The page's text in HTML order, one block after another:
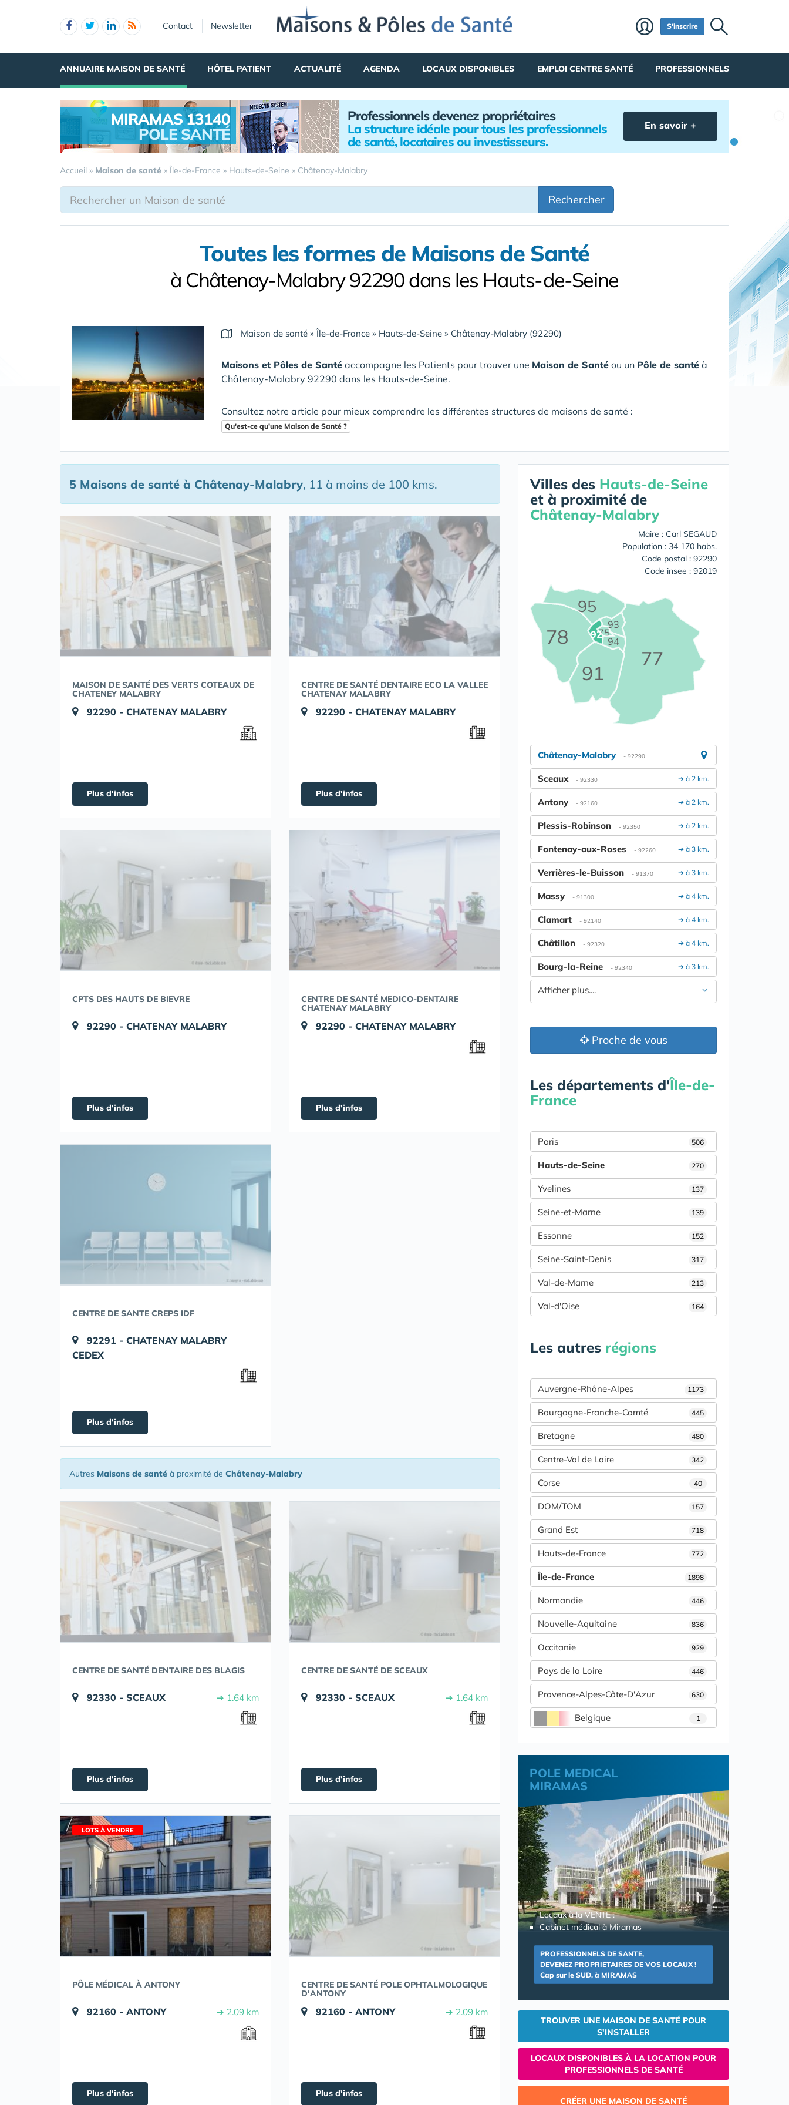
Contact Newsletter S'inscrire
ANNUAIRE MAISON DE SANTÉ HÔTEL PATIENT ACTUALITÉ AGENDA LOCAUX DISPONIBLES EMPLOI CENTRE SANTÉ PROFESSIONNELS
MIRAMAS 13140
POLE SANTÉ
Professionnels devenez propriétaires
La structure idéale pour tous les professionnels
de santé, locataires ou investisseurs.
En savoir +
Accueil » Maison de santé » Île-de-France » Hauts-de-Seine » Châtenay-Malabry
Rechercher
Toutes les formes de Maisons de Santé
à Châtenay-Malabry 92290 dans les Hauts-de-Seine
Maison de santé »Île-de-France » Hauts-de-Seine » Châtenay-Malabry (92290)
Maisons et Pôles de Santé accompagne les Patients pour trouver une Maison de Santé ou un Pôle de santé à
Châtenay-Malabry 92290 dans les Hauts-de-Seine.
Consultez notre article pour mieux comprendre les différentes structures de maisons de santé :
Qu'est-ce qu'une Maison de Santé ?
5 Maisons de santé à Châtenay-Malabry, 11 à moins de 100 kms.
MAISON DE SANTÉ DES VERTS COTEAUX DE
CHATENEY MALABRY
92290 - CHATENAY MALABRY
Plus d'infos
CENTRE DE SANTÉ DENTAIRE ECO LA VALLEE
CHATENAY MALABRY
92290 - CHATENAY MALABRY
Plus d'infos
CPTS DES HAUTS DE BIEVRE
92290 - CHATENAY MALABRY
Plus d'infos
CENTRE DE SANTÉ MEDICO-DENTAIRE
CHATENAY MALABRY
92290 - CHATENAY MALABRY
Plus d'infos
CENTRE DE SANTE CREPS IDF
92291 - CHATENAY MALABRY
CEDEX
Plus d'infos
Autres Maisons de santé à proximité de Châtenay-Malabry
CENTRE DE SANTÉ DENTAIRE DES BLAGIS
92330 - SCEAUX ➔ 1.64 km
Plus d'infos
CENTRE DE SANTÉ DE SCEAUX
92330 - SCEAUX ➔ 1.64 km
Plus d'infos
LOTS À VENDRE
PÔLE MÉDICAL À ANTONY
92160 - ANTONY ➔ 2.09 km
Plus d'infos
CENTRE DE SANTÉ POLE OPHTALMOLOGIQUE
D'ANTONY
92160 - ANTONY ➔ 2.09 km
Plus d'infos
Villes des Hauts-de-Seine
et à proximité de
Châtenay-Malabry
Maire : Carl SEGAUD
Population : 34 170 habs.
Code postal : 92290
Code insee : 92019
75
77
78
91
92
93
94
95
Châtenay-Malabry - 92290
➔ à 2 km.
Sceaux - 92330
➔ à 2 km.
Antony - 92160
➔ à 2 km.
Plessis-Robinson - 92350
➔ à 3 km.
Fontenay-aux-Roses - 92260
➔ à 3 km.
Verrières-le-Buisson - 91370
➔ à 4 km.
Massy - 91300
➔ à 4 km.
Clamart - 92140
➔ à 4 km.
Châtillon - 92320
➔ à 3 km.
Bourg-la-Reine - 92340
Afficher plus....
Proche de vous
Les départements d'Île-de-
France
Paris 506
Hauts-de-Seine 270
Yvelines 137
Seine-et-Marne 139
Essonne 152
Seine-Saint-Denis 317
Val-de-Marne 213
Val-d'Oise 164
Les autres régions
Auvergne-Rhône-Alpes 1173
Bourgogne-Franche-Comté 445
Bretagne 480
Centre-Val de Loire 342
Corse 40
DOM/TOM 157
Grand Est 718
Hauts-de-France 772
Île-de-France 1898
Normandie 446
Nouvelle-Aquitaine 836
Occitanie 929
Pays de la Loire 446
Provence-Alpes-Côte-D'Azur 630
Belgique 1
POLE MEDICAL
MIRAMAS
Locaux à la VENTE :
Cabinet médical à Miramas
PROFESSIONNELS DE SANTE,
DEVENEZ PROPRIETAIRES DE VOS LOCAUX !
Cap sur le SUD, à MIRAMAS
TROUVER UNE MAISON DE SANTÉ POUR
S'INSTALLER
LOCAUX DISPONIBLES À LA LOCATION POUR
PROFESSIONNELS DE SANTÉ
CRÉER UNE MAISON DE SANTÉ